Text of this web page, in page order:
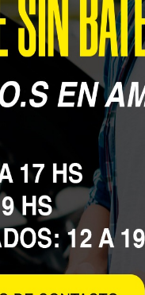
service